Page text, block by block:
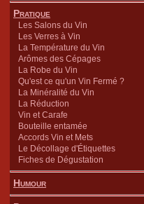
Pratique
Les Salons du Vin
Les Verres à Vin
La Température du Vin
Arômes des Cépages
La Robe du Vin
Qu'est ce qu'un Vin Fermé ?
La Minéralité du Vin
La Réduction
Vin et Carafe
Bouteille entamée
Accords Vin et Mets
Le Décollage d'Étiquettes
Fiches de Dégustation
Humour